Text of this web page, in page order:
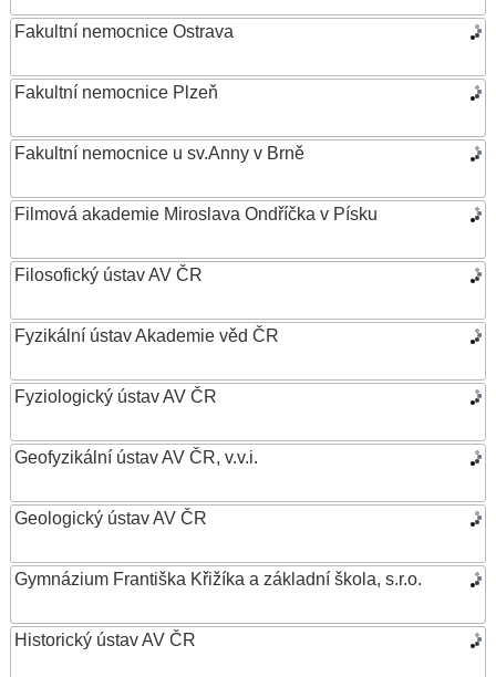
Fakultní nemocnice Ostrava
Fakultní nemocnice Plzeň
Fakultní nemocnice u sv.Anny v Brně
Filmová akademie Miroslava Ondříčka v Písku
Filosofický ústav AV ČR
Fyzikální ústav Akademie věd ČR
Fyziologický ústav AV ČR
Geofyzikální ústav AV ČR, v.v.i.
Geologický ústav AV ČR
Gymnázium Františka Křižíka a základní škola, s.r.o.
Historický ústav AV ČR